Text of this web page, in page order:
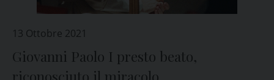
13 Ottobre 2021
Giovanni Paolo I presto beato,
riconosciuto il miracolo